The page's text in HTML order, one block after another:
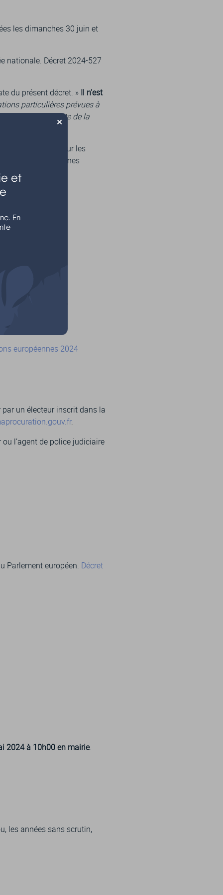
les dimanches 30 juin et
nationale. Décret 2024-527
du présent décret. » Il n’est
particulières prévues à
acquisition récente de la
d’inscription pour les
européennes
européennes 2024
un électeur inscrit dans la
.
l’agent de police judiciaire
Parlement européen. Décret
2024 à 10h00 en mairie.
les années sans scrutin,
et
En
×